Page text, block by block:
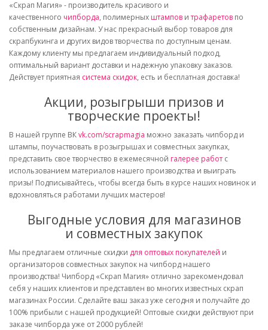
«Скрап Магия» - производитель красивого и
качественного чипборда, полимерных штампов итрафаретов по
собственным дизайнам. У нас прекрасный выбор товаров для
скрапбукинга и других видов творчества по доступным ценам.
Каждому клиенту мы предлагаем индивидуальный подход,
оптимальный вариант доставки и надежную упаковку заказов.
Действует приятная система скидок, есть и бесплатная доставка!
Акции, розыгрыши призов и
творческие проекты!
В нашей группе ВКvk.com/scrapmagia можно заказать чипборд и
штампы, поучаствовать в розыгрышах и совместных закупках,
представить свое творчество в ежемесячной галерее работ с
использованием материалов нашего производства и выиграть
призы! Подписывайтесь, чтобы всегда быть в курсе наших новинок и
вдохновляться работами лучших мастеров!
Выгодные условия для магазинов
и совместных закупок
Мы предлагаем отличные скидки для оптовых покупателей и
организаторов совместных закупок на чипборд нашего
производства! Чипборд «Скрап Магия» отлично зарекомендовал
себя у наших клиентов и представлен во многих известных скрап
магазинах России. Сделайте ваш заказ уже сегодня и получайте до
100% прибыли с нашей продукцией! Оптовые скидки действуют при
заказе чипборда уже от 2000 рублей!